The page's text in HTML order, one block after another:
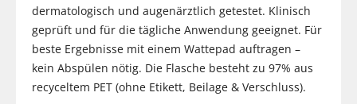
dermatologisch und augenärztlich getestet. Klinisch
geprüft und für die tägliche Anwendung geeignet. Für
beste Ergebnisse mit einem Wattepad auftragen –
kein Abspülen nötig. Die Flasche besteht zu 97% aus
recyceltem PET (ohne Etikett, Beilage & Verschluss).